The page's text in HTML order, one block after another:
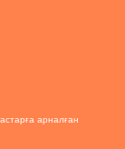
арналған